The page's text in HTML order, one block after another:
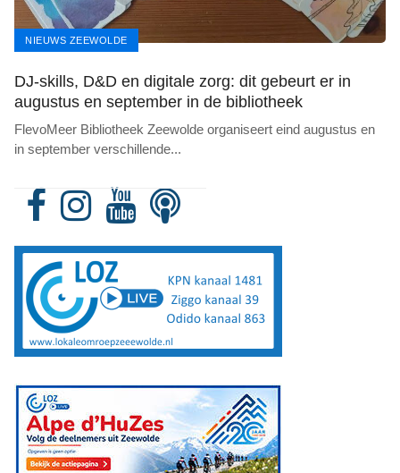
NIEUWS ZEEWOLDE
DJ-skills, D&D en digitale zorg: dit gebeurt er in
augustus en september in de bibliotheek
FlevoMeer Bibliotheek Zeewolde organiseert eind augustus en
in september verschillende...